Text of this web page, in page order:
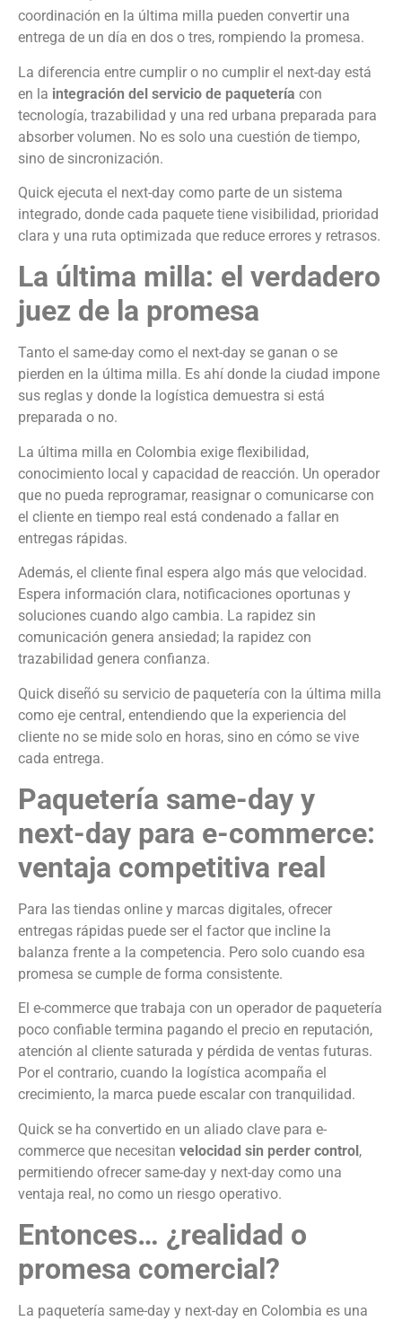
coordinación en la última milla pueden convertir una
entrega de un día en dos o tres, rompiendo la promesa.
La diferencia entre cumplir o no cumplir el next-day está
en la integración del servicio de paquetería con
tecnología, trazabilidad y una red urbana preparada para
absorber volumen. No es solo una cuestión de tiempo,
sino de sincronización.
Quick ejecuta el next-day como parte de un sistema
integrado, donde cada paquete tiene visibilidad, prioridad
clara y una ruta optimizada que reduce errores y retrasos.
La última milla: el verdadero
juez de la promesa
Tanto el same-day como el next-day se ganan o se
pierden en la última milla. Es ahí donde la ciudad impone
sus reglas y donde la logística demuestra si está
preparada o no.
La última milla en Colombia exige flexibilidad,
conocimiento local y capacidad de reacción. Un operador
que no pueda reprogramar, reasignar o comunicarse con
el cliente en tiempo real está condenado a fallar en
entregas rápidas.
Además, el cliente final espera algo más que velocidad.
Espera información clara, notificaciones oportunas y
soluciones cuando algo cambia. La rapidez sin
comunicación genera ansiedad; la rapidez con
trazabilidad genera confianza.
Quick diseñó su servicio de paquetería con la última milla
como eje central, entendiendo que la experiencia del
cliente no se mide solo en horas, sino en cómo se vive
cada entrega.
Paquetería same-day y
next-day para e-commerce:
ventaja competitiva real
Para las tiendas online y marcas digitales, ofrecer
entregas rápidas puede ser el factor que incline la
balanza frente a la competencia. Pero solo cuando esa
promesa se cumple de forma consistente.
El e-commerce que trabaja con un operador de paquetería
poco confiable termina pagando el precio en reputación,
atención al cliente saturada y pérdida de ventas futuras.
Por el contrario, cuando la logística acompaña el
crecimiento, la marca puede escalar con tranquilidad.
Quick se ha convertido en un aliado clave para e-
commerce que necesitan velocidad sin perder control,
permitiendo ofrecer same-day y next-day como una
ventaja real, no como un riesgo operativo.
Entonces… ¿realidad o
promesa comercial?
La paquetería same-day y next-day en Colombia es una